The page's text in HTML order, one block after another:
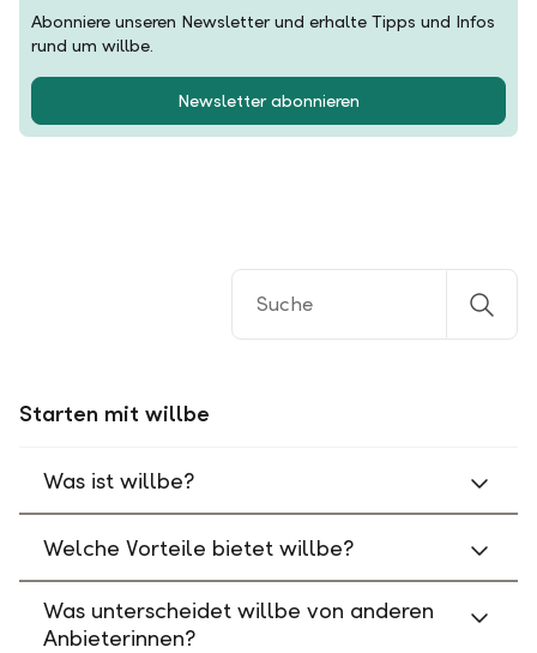
Abonniere unseren Newsletter und erhalte Tipps und Infos
rund um willbe.
Newsletter abonnieren
Starten mit willbe
Was ist willbe?
Welche Vorteile bietet willbe?
Was unterscheidet willbe von anderen
Anbieterinnen?